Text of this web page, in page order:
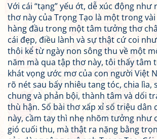
Với cái “tạng” yếu ớt, dễ xúc động
thơ này của Trọng Tạo là một trong
hàng đầu trong một tâm tưởng thơ
cái đẹp, điều lành và sự thật cứ coi
thôi kể từ ngày non sông thu về một
năm mà qua tập thơ này, tôi thấy tâm
khát vọng ước mơ của con người Việt
rõ nét sau bấy nhiêu tang tóc, chia lìa,
chung và phản bội, thành tâm và dối
thù hận. Số bài thơ xấp xỉ số triệu dân
này, cầm tay thì nhẹ nhõm tưởng như
gió cuối thu, mà thật ra nặng bằng